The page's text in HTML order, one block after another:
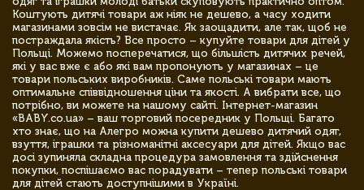
Коштують дитячі товари аж ніяк не дешево, а часу ходити
магазинами зовсім не вистачає. Як заощадити, але так, щоб не
постраждала якість? Все просто – купуйте товари для дітей у
Польщі. Можемо посперечатися, що більшість дитячих речей,
які у вас вже є або які вам пропонують у магазинах – це
товари польських виробників. Саме польські товари мають
оптимальне співвідношення ціни та якості. А вибрати все, що
потрібно, ви можете на нашому сайті. Інтернет-магазин
«BABY.co.ua» – ваш торговий посередник у Польщі. Багато
хто знає, що на Алегро можна купити дешево дитячий одяг,
взуття, іграшки та різноманітні аксесуари для дітей. Якщо вас
досі зупиняла складна процедура замовлення та здійснення
покупки, поспішаємо вас порадувати – тепер польські товари
для дітей стають доступнішими в Україні.